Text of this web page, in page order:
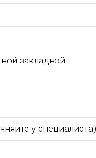
закладной
у специалиста)